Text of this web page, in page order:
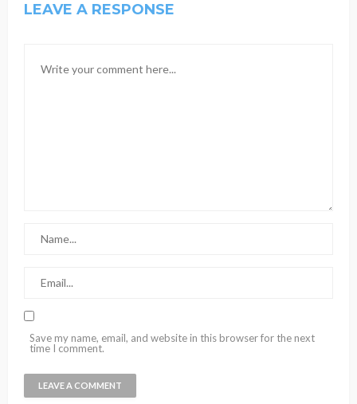
LEAVE A RESPONSE
Save my name, email, and website in this browser for the next
time I comment.